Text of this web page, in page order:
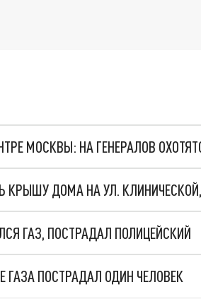
МОСКВЫ: НА ГЕНЕРАЛОВ
ГАЗ, ПОСТРАДАЛ ПОЛИЦЕЙСКИЙ
ПОСТРАДАЛ ОДИН ЧЕЛОВЕК